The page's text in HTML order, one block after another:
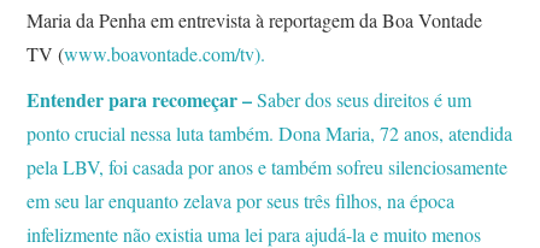
Maria da Penha em entrevista à reportagem da Boa Vontade
TV (www.boavontade.com/tv).
Entender para recomeçar –Saber dos seus direitos é um
ponto crucial nessa luta também. Dona Maria, 72 anos, atendida
pela LBV, foi casada por anos e também sofreu silenciosamente
em seu lar enquanto zelava por seus três filhos, na época
infelizmente não existia uma lei para ajudá-la e muito menos